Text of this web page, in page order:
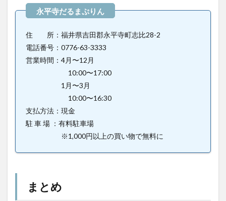
住 所：福井県吉田郡永平寺町志比28-2
電話番号：0776-63-3333
営業時間：4月〜12月
10:00〜17:00
1月〜3月
10:00〜16:30
支払方法：現金
駐 車 場 ：有料駐車場
※1,000円以上の買い物で無料に
まとめ